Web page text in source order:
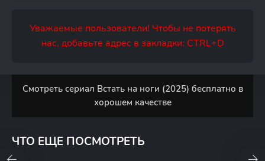
Уважаемые пользователи! Чтобы не потерять
нас, добавьте адрес в закладки: CTRL+D
Смотреть сериал Встать на ноги (2025) бесплатно в
хорошем качестве
ЧТО ЕЩЕ ПОСМОТРЕТЬ